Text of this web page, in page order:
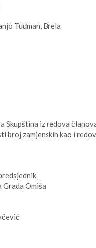
Tuđman, Brela
Skupština iz redova
broj zamjenskih kao i
Omiša